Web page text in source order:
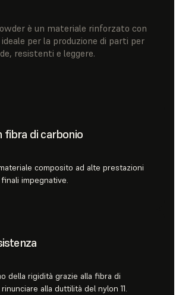
è un materiale rinforzato con
per la produzione di parti per
resistenti e leggere.
fibra di carbonio
composito ad alte prestazioni
impegnative.
della rigidità grazie alla fibra di
alla duttilità del nylon 11.